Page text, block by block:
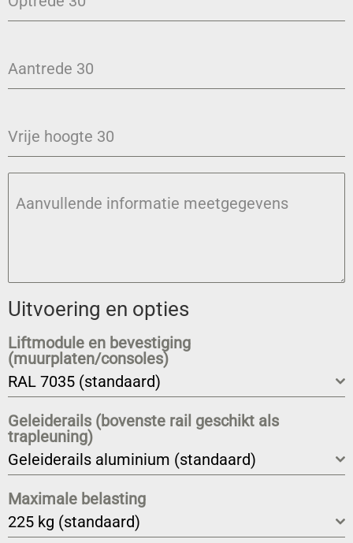
Aantrede 30
Vrije hoogte 30
Aanvullende informatie meetgegevens
Uitvoering en opties
Liftmodule en bevestiging
(muurplaten/consoles)
RAL 7035 (standaard)
Geleiderails (bovenste rail geschikt als
trapleuning)
Geleiderails aluminium (standaard)
Maximale belasting
225 kg (standaard)